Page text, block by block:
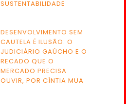
SUSTENTABILIDADE
DESENVOLVIMENTO SEM
CAUTELA É ILUSÃO: O
JUDICIÁRIO GAÚCHO E O
RECADO QUE O
MERCADO PRECISA
OUVIR, POR CÍNTIA MUA